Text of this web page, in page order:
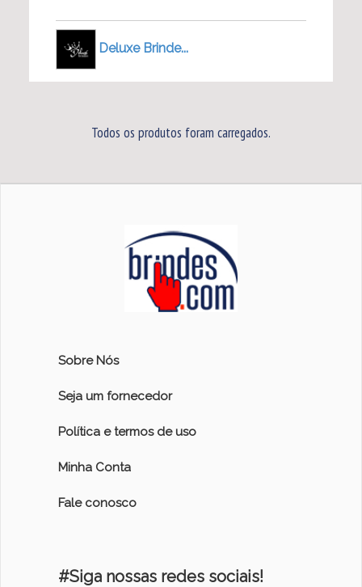
Deluxe Brinde...
Todos os produtos foram carregados.
Sobre Nós
Seja um fornecedor
Política e termos de uso
Minha Conta
Fale conosco
#Siga nossas redes sociais!